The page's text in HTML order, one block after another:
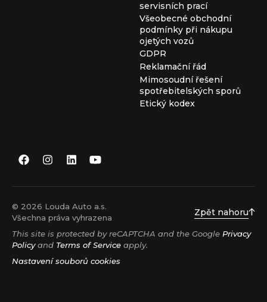
servisních prací
Všeobecné obchodní
podmínky při nákupu
ojetých vozů
GDPR
Reklamační řád
Mimosoudní řešení
spotřebitelských sporů
Etický kodex
© 2026 Louda Auto a.s.
Všechna práva vyhrazena
Zpět nahoru
This site is protected by reCAPTCHA and the Google Privacy
Policyand Terms of Service apply.
Nastavení souborů cookies